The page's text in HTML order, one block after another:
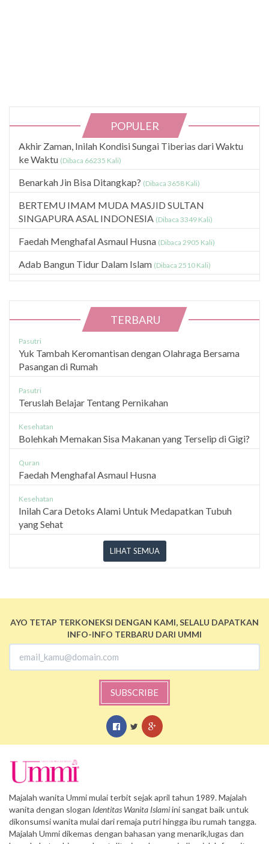
POPULER
Akhir Zaman, Inilah Kondisi Sungai Tiberias dari Waktu
ke Waktu (Dibaca 66235 Kali)
Benarkah Jin Bisa Ditangkap? (Dibaca 3658 Kali)
BERTEMU IMAM MUDA MASJID SULTAN
SINGAPURA ASAL INDONESIA (Dibaca 3349 Kali)
Faedah Menghafal Asmaul Husna (Dibaca 2905 Kali)
Adab Bangun Tidur Dalam Islam (Dibaca 2510 Kali)
TERBARU
Pasutri
Yuk Tambah Keromantisan dengan Olahraga Bersama
Pasangan di Rumah
Pasutri
Teruslah Belajar Tentang Pernikahan
Kesehatan
Bolehkah Memakan Sisa Makanan yang Terselip di Gigi?
Quran
Faedah Menghafal Asmaul Husna
Kesehatan
Inilah Cara Detoks Alami Untuk Medapatkan Tubuh
yang Sehat
LIHAT SEMUA
AYO TETAP TERKONEKSI DENGAN KAMI, SELALU DAPATKAN
INFO-INFO TERBARU DARI UMMI
SUBSCRIBE
Majalah wanita Ummi mulai terbit sejak april tahun 1989. Majalah
wanita dengan slogan Identitas Wanita Islamiini sangat baik untuk
dikonsumsi wanita mulai dari remaja putri hingga ibu rumah tangga.
Majalah Ummi dikemas dengan bahasan yang menarik,lugas dan